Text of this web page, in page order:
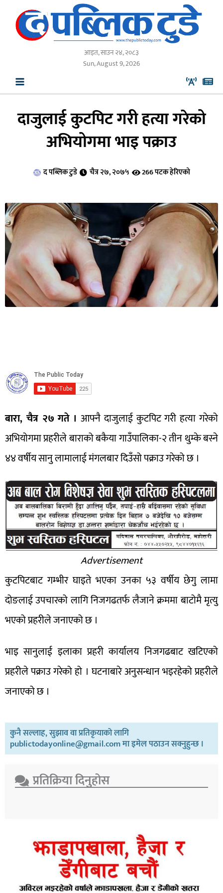
content
आइत, साउन २४, २०८३
Sun, August 9, 2026
दाजुलाई कुटपिट गरी हत्या गरेको
अभियोगमा भाइ पक्राउ
द पब्लिक टुडे चैत्र २७, २०७५ 266 पटक हेरिएको
बारा, चैत्र २७ गते । आफ्नै दाजुलाई कुटपिट गरी हत्या गरेको
अभियोगमा प्रहरीले बाराको बकैया गाउँपालिका-२ तीन थुम्के बस्ने
४४ वर्षीय सानु लामालाई मंगलबार दिउँसो पक्राउ गरेको छ ।
Advertisement
कुटपिटबाट गम्भीर घाइते भएका उनका ५३ वर्षीय छेगु लामा
दोङलाई उपचारको लागि निजगढतर्फ लैजाने क्रममा बाटोमै मृत्यु
भएको प्रहरीले जनाएको छ ।
भाइ सानुलाई इलाका प्रहरी कार्यालय निजगढबाट खटिएको
प्रहरीले पक्राउ गरेको हो । घटनाबारे अनुसन्धान भइरहेको प्रहरीले
जनाएको छ ।
कुनै सल्लाह, सुझाव वा प्रतिकृयाको लागि
publictodayonline@gmail.com मा इमेल पठाउन सक्नुहुन्छ ।
प्रतिक्रिया दिनुहोस​